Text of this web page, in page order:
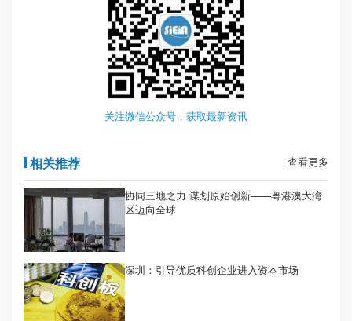
关注微信公众号，获取最新资讯
相关推荐 查看更多
协同三地之力 谋划原始创新——粤港澳大湾
区迈向全球
深圳：引导优质科创企业进入资本市场